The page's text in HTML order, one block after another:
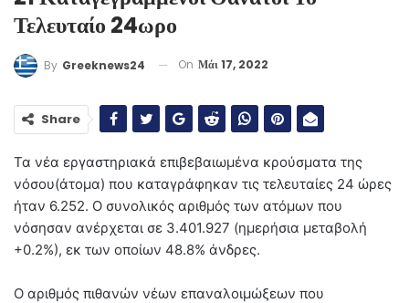
Τελευταίο 24ωρο
By Greeknews24 On Μάι 17, 2022
Share
Τα νέα εργαστηριακά επιβεβαιωμένα κρούσματα της
νόσου(άτομα) που καταγράφηκαν τις τελευταίες 24 ώρες
ήταν 6.252. Ο συνολικός αριθμός των ατόμων που
νόσησαν ανέρχεται σε 3.401.927 (ημερήσια μεταβολή
+0.2%), εκ των οποίων 48.8% άνδρες.
Ο αριθμός πιθανών νέων επαναλοιμώξεων που